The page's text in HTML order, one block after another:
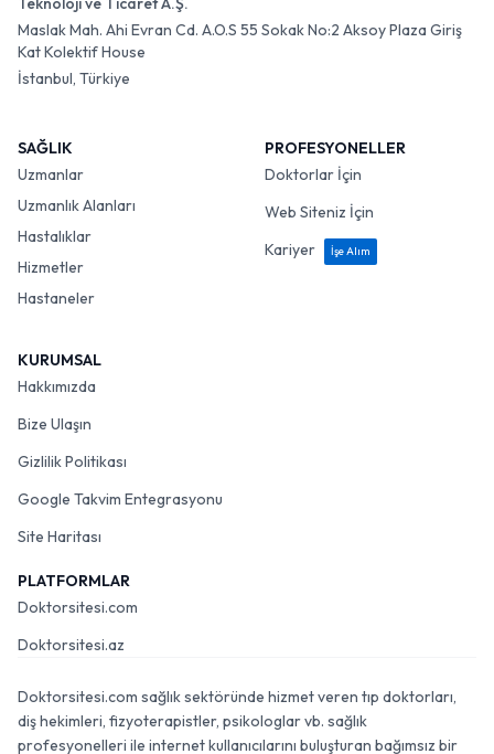
Maslak Mah. Ahi Evran Cd. A.O.S 55 Sokak No:2 Aksoy Plaza Giriş
Kat Kolektif House
İstanbul, Türkiye
SAĞLIK
Uzmanlar
Uzmanlık Alanları
Hastalıklar
Hizmetler
Hastaneler
PROFESYONELLER
Doktorlar İçin
Web Siteniz İçin
Kariyer
İşe Alım
KURUMSAL
Hakkımızda
Bize Ulaşın
Gizlilik Politikası
Google Takvim Entegrasyonu
Site Haritası
PLATFORMLAR
Doktorsitesi.com
Doktorsitesi.az
Doktorsitesi.com sağlık sektöründe hizmet veren tıp doktorları,
diş hekimleri, fizyoterapistler, psikologlar vb. sağlık
profesyonelleri ile internet kullanıcılarını buluşturan bağımsız bir